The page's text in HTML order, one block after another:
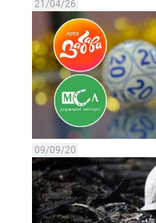
21/04/26
09/09/20